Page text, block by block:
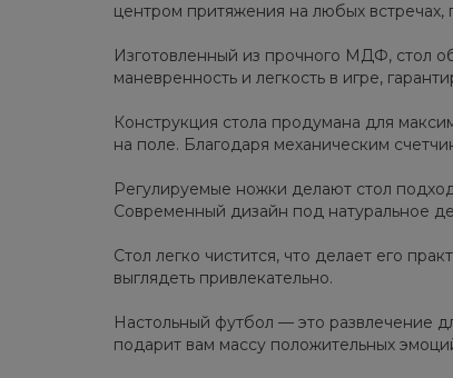
центром притяжения на любых
Изготовленный из прочного МДФ, стол
маневренность и легкость в игре,
Конструкция стола продумана для
на поле. Благодаря механическим
Регулируемые ножки делают стол
Современный дизайн под натуральное
Стол легко чистится, что делает его
выглядеть привлекательно.
Настольный футбол — это развлечение
подарит вам массу положительных